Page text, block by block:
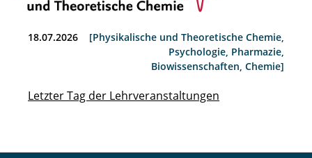
18.07.2026
[Physikalische und Theoretische Chemie,
Psychologie, Pharmazie,
Biowissenschaften, Chemie]
Letzter Tag der Lehrveranstaltungen